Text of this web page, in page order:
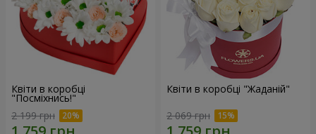
Квіти в коробці
"Посміхнись!"
2 199 грн
Квіти в коробці "Жаданій"
2 069 грн